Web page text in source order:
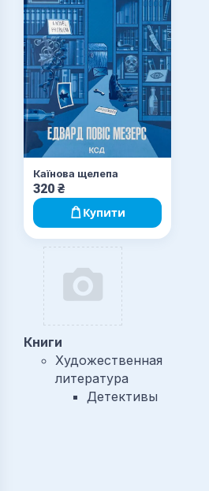
Каїнова щелепа
320 ₴
Купити
Книги
Художественная
литература
Детективы